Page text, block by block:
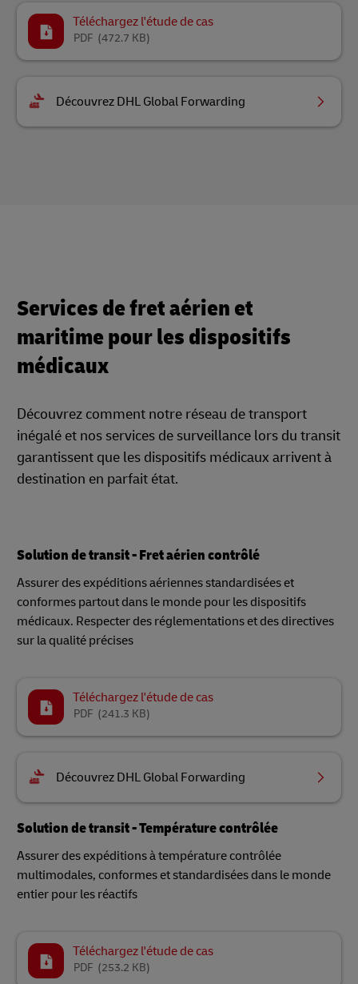
Téléchargez l'étude de cas
(472.7 KB)
PDF
Découvrez DHL Global Forwarding
Services de fret aérien et
maritime pour les dispositifs
médicaux
Découvrez comment notre réseau de transport
inégalé et nos services de surveillance lors du transit
garantissent que les dispositifs médicaux arrivent à
destination en parfait état.
Solution de transit - Fret aérien contrôlé
Assurer des expéditions aériennes standardisées et
conformes partout dans le monde pour les dispositifs
médicaux. Respecter des réglementations et des directives
sur la qualité précises
Téléchargez l'étude de cas
(241.3 KB)
PDF
Découvrez DHL Global Forwarding
Solution de transit - Température contrôlée
Assurer des expéditions à température contrôlée
multimodales, conformes et standardisées dans le monde
entier pour les réactifs
Téléchargez l'étude de cas
(253.2 KB)
PDF